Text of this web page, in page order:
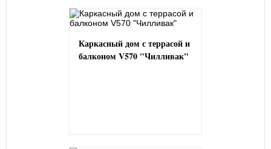
Каркасный дом с террасой и
балконом V570 "Чилливак"